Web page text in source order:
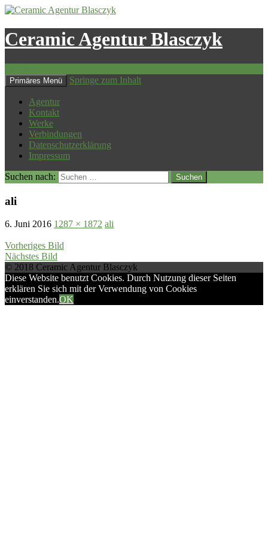
Ceramic Agentur Blasczyk
Primäres Menü Springe zum Inhalt
Agentur
Kontakt
Werke
Verbindungen
Datenschutzerklärung
Impressum
Suchen nach:
ali
6. Juni 2016 1287 × 1872 ali
Vorheriges Bild
Nächstes Bild
© 2018 Ceramic Agentur Blasczyk
Diese Website benutzt Cookies. Durch Nutzung dieser Seiten
erklären Sie sich mit der Verwendung von Cookies
einverstanden.OK